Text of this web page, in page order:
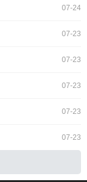
从地面穿出进行终
是，最后一段
07-24
07-23
07-23
07-23
07-23
07-23